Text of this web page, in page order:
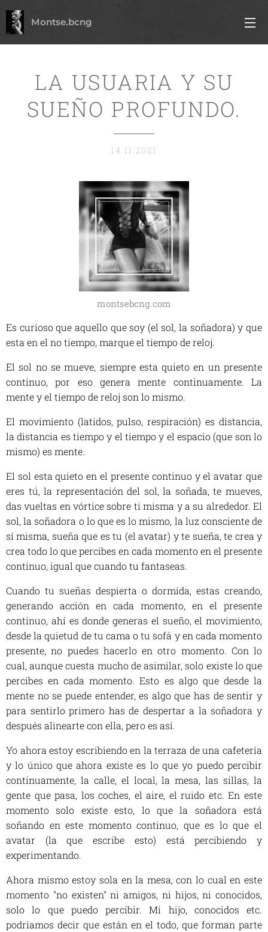
Montse.bcng
LA USUARIA Y SU
SUEÑO PROFUNDO.
14.11.2021
montsebcng.com
Es curioso que aquello que soy (el sol, la soñadora) y que
esta en el no tiempo, marque el tiempo de reloj.
El sol no se mueve, siempre esta quieto en un presente
continuo, por eso genera mente continuamente. La
mente y el tiempo de reloj son lo mismo.
El movimiento (latidos, pulso, respiración) es distancia,
la distancia es tiempo y el tiempo y el espacio (que son lo
mismo) es mente.
El sol esta quieto en el presente continuo y el avatar que
eres tú, la representación del sol, la soñada, te mueves,
das vueltas en vórtice sobre ti misma y a su alrededor. El
sol, la soñadora o lo que es lo mismo, la luz consciente de
sí misma, sueña que es tu (el avatar) y te sueña, te crea y
crea todo lo que percibes en cada momento en el presente
continuo, igual que cuando tu fantaseas.
Cuando tu sueñas despierta o dormida, estas creando,
generando acción en cada momento, en el presente
continuo, ahí es donde generas el sueño, el movimiento,
desde la quietud de tu cama o tu sofá y en cada momento
presente, no puedes hacerlo en otro momento. Con lo
cual, aunque cuesta mucho de asimilar, solo existe lo que
percibes en cada momento. Esto es algo que desde la
mente no se puede entender, es algo que has de sentir y
para sentirlo primero has de despertar a la soñadora y
después alinearte con ella, pero es así.
Yo ahora estoy escribiendo en la terraza de una cafetería
y lo único que ahora existe es lo que yo puedo percibir
continuamente, la calle, el local, la mesa, las sillas, la
gente que pasa, los coches, el aire, el ruido etc. En este
momento solo existe esto, lo que la soñadora está
soñando en este momento continuo, que es lo que el
avatar (la que escribe esto) está percibiendo y
experimentando.
Ahora mismo estoy sola en la mesa, con lo cual en este
momento "no existen" ni amigos, ni hijos, ni conocidos,
solo lo que puedo percibir. Mi hijo, conocidos etc.
podríamos decir que están en el todo, que forman parte